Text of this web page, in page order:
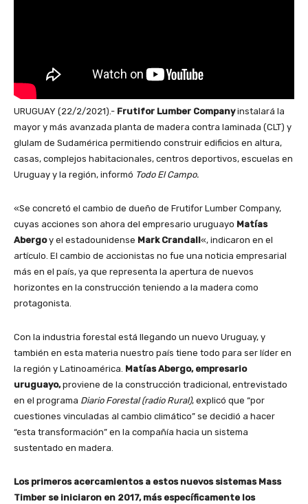
URUGUAY (22/2/2021).- Frutifor Lumber Companyinstalará la
mayor y más avanzada planta de madera contra laminada (CLT) y
glulam de Sudamérica permitiendo construir edificios en altura,
casas, complejos habitacionales, centros deportivos, escuelas en
Uruguay y la región, informó Todo El Campo.
«Se concretó el cambio de dueño de Frutifor Lumber Company,
cuyas acciones son ahora del empresario uruguayo Matías
Abergoy el estadounidense Mark Crandall«, indicaron en el
artículo. El cambio de accionistas no fue una noticia empresarial
más en el país, ya que representa la apertura de nuevos
horizontes en la construcción teniendo a la madera como
protagonista.
Con la industria forestal está llegando un nuevo Uruguay, y
también en esta materia nuestro país tiene todo para ser líder en
la región y Latinoamérica. Matías Abergo, empresario
uruguayo,proviene de la construcción tradicional, entrevistado
en el programa Diario Forestal (radio Rural), explicó que “por
cuestiones vinculadas al cambio climático” se decidió a hacer
“esta transformación” en la compañía hacia un sistema
sustentado en madera.
Los primeros acercamientos a estos nuevos sistemas Mass
Timber se iniciaron en 2017, más específicamente los